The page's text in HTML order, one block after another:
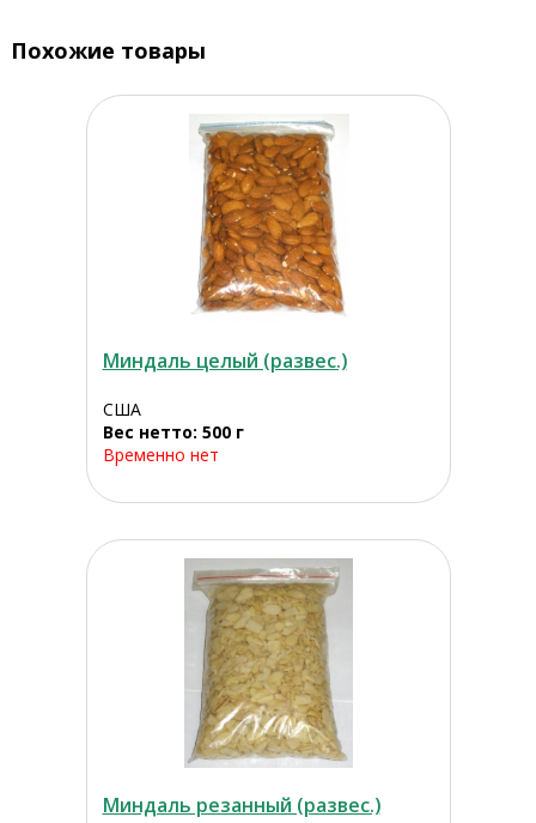
Похожие товары
Миндаль целый (развес.)
США
Вес нетто: 500 г
Временно нет
Миндаль резанный (развес.)